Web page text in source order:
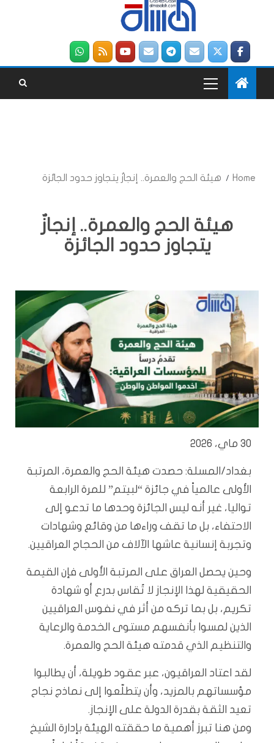
Home هيئة الحج والعمرة.. إنجازٌ يتجاوز حدود الجائزة
هيئة الحج والعمرة.. إنجازٌ
يتجاوز حدود الجائزة
30 ماي، 2026
بغداد/المسلة: حصدت هيئة الحج والعمرة، المرتبة
الأولى عالمياً في جائزة “لبيتم” للمرة الرابعة
تواليا، غير أنه ليس الجائزة وحدها ما تدعو إلى
الاحتفاء، بل ما تقف وراءها من وقائع وشهادات
وتجربة إنسانية عاشها الآلاف من الحجاج العراقيين.
وحين يحصل العراق على المرتبة الأولى فإن القيمة
الحقيقية لهذا الإنجاز لا تُقاس بدرع أو شهادة
تكريم، بل بما تركه من أثر في نفوس العراقيين
الذين لمسوا بأنفسهم مستوى الخدمة والرعاية
والتنظيم الذي قدمته هيئة الحج والعمرة.
لقد اعتاد العراقيون، عبر عقود طويلة، أن يطالبوا
مؤسساتهم بالمزيد، وأن يتطلّعوا إلى نماذج نجاح
تعيد الثقة بقدرة الدولة على الإنجاز.
ومن هنا تبرز أهمية ما حققته الهيئة بإدارة الشيخ